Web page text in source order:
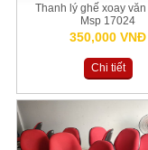
Thanh lý ghế xoay
Msp 17024
350,000 VNĐ
Chi tiết